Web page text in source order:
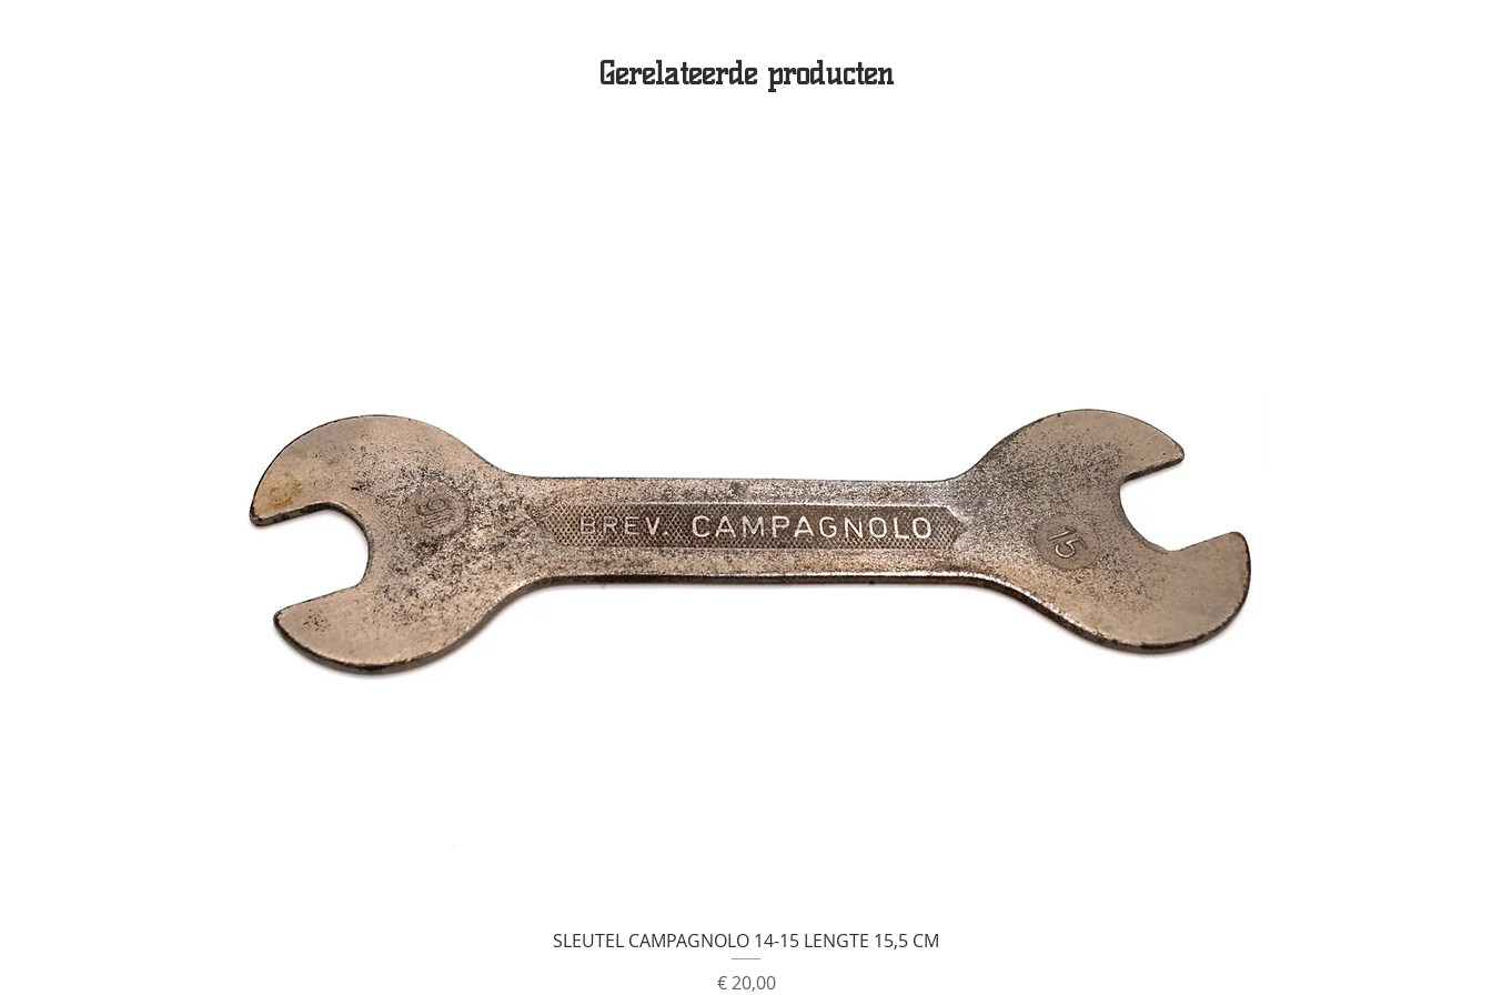
Gerelateerde producten
SLEUTEL CAMPAGNOLO 14-15 LENGTE 15,5 CM
Prijs
€ 20,00